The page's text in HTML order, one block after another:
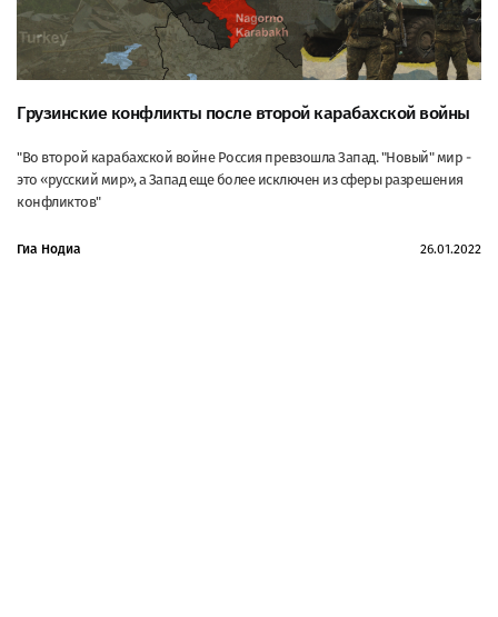
Грузинские конфликты после второй карабахской войны
"Во второй карабахской войне Россия превзошла Запад. "Новый" мир -
это «русский мир», а Запад еще более исключен из сферы разрешения
конфликтов"
Гиа Нодиа 26.01.2022